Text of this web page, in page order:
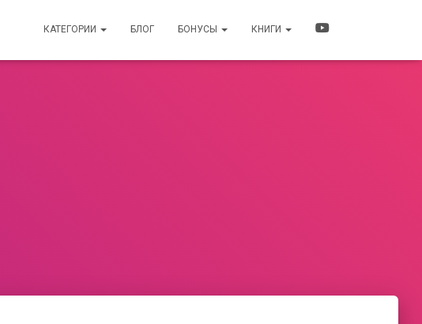
КАТЕГОРИИ БЛОГ БОНУСЫ КНИГИ